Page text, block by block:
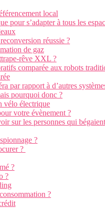
local
pour s’adapter à tous les
réussie ?
de gaz
rêve XXL ?
comparée aux robots
par rapport à d’autres
pourquoi donc ?
vélo électrique
votre évènement ?
sur les personnes qui
?
?
?
?
?